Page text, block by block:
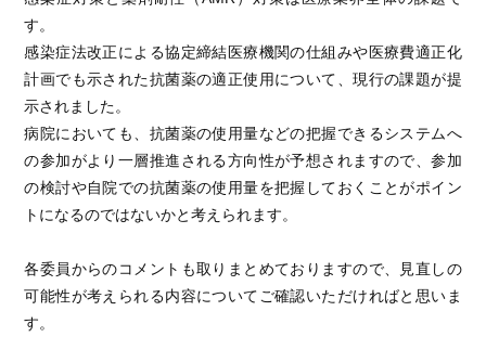
す。
感染症法改正による協定締結医療機関の仕組みや医療費適正化
計画でも示された抗菌薬の適正使用について、現行の課題が提
示されました。
病院においても、抗菌薬の使用量などの把握できるシステムへ
の参加がより一層推進される方向性が予想されますので、参加
の検討や自院での抗菌薬の使用量を把握しておくことがポイン
トになるのではないかと考えられます。
各委員からのコメントも取りまとめておりますので、見直しの
可能性が考えられる内容についてご確認いただければと思いま
す。